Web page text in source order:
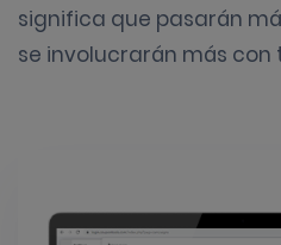
significa que pasarán
se involucrarán más con